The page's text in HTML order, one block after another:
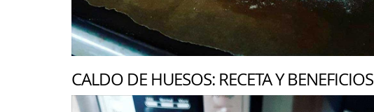
CALDO DE HUESOS: RECETA Y BENEFICIOS